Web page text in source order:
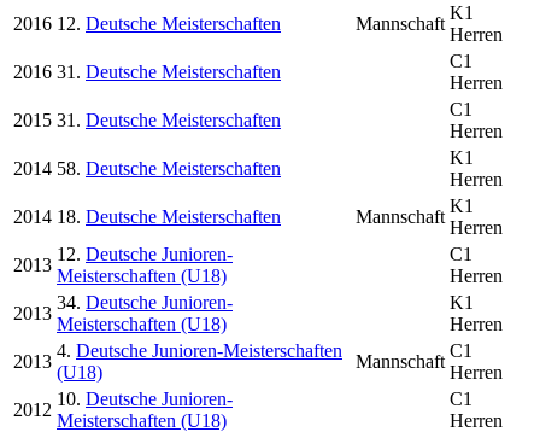
2016 12. Deutsche Meisterschaften Mannschaft
K1
Herren
2016 31. Deutsche Meisterschaften
C1
Herren
2015 31. Deutsche Meisterschaften
C1
Herren
2014 58. Deutsche Meisterschaften
K1
Herren
2014 18. Deutsche Meisterschaften Mannschaft
K1
Herren
2013
12. Deutsche Junioren-
Meisterschaften (U18)
C1
Herren
2013
34. Deutsche Junioren-
Meisterschaften (U18)
K1
Herren
2013
4. Deutsche Junioren-Meisterschaften
(U18)
Mannschaft
C1
Herren
2012
10. Deutsche Junioren-
Meisterschaften (U18)
C1
Herren